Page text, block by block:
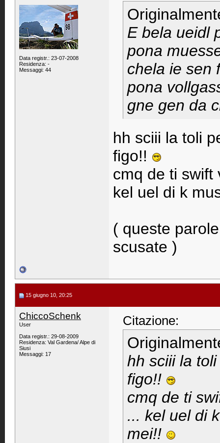
Data registr.: 23-07-2008
Residenza: -
Messaggi: 44
E bela ueidl
pona
chela ie sen
pona
gne gen da
hh sciii la toli
figo!!
cmq de ti swift
kel uel di k
( queste
scusate )
15 giugno 10, 20:25
ChiccoSchenk
User
Data registr.: 29-08-2009
Residenza: Val Gardena/ Alpe di
Siusi
Messaggi: 17
Citazione:
hh sciii la
figo!!
cmq de ti
... kel uel di
mei!!